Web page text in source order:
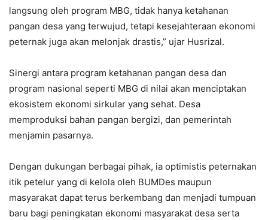
langsung oleh program MBG, tidak hanya ketahanan
pangan desa yang terwujud, tetapi kesejahteraan ekonomi
peternak juga akan melonjak drastis,” ujar Husrizal.
Sinergi antara program ketahanan pangan desa dan
program nasional seperti MBG di nilai akan menciptakan
ekosistem ekonomi sirkular yang sehat. Desa
memproduksi bahan pangan bergizi, dan pemerintah
menjamin pasarnya.
Dengan dukungan berbagai pihak, ia optimistis peternakan
itik petelur yang di kelola oleh BUMDes maupun
masyarakat dapat terus berkembang dan menjadi tumpuan
baru bagi peningkatan ekonomi masyarakat desa serta